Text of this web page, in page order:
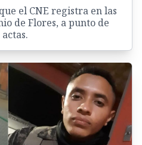
el CNE registra en las
de Flores, a punto de